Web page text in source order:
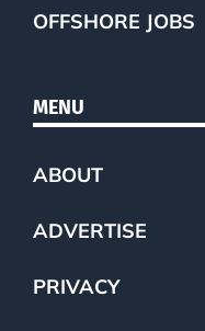
OFFSHORE JOBS
MENU
ABOUT
ADVERTISE
PRIVACY